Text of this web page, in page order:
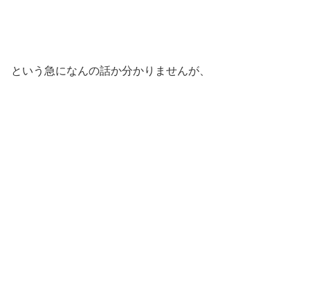
という急になんの話か分かりませんが、